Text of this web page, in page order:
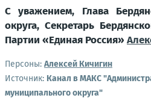
С уважением, Глава
округа, Секретарь
Партии «Единая Россия»
Персоны: Алексей Кичигин
Источник: Канал в МАКС
муниципального округа"